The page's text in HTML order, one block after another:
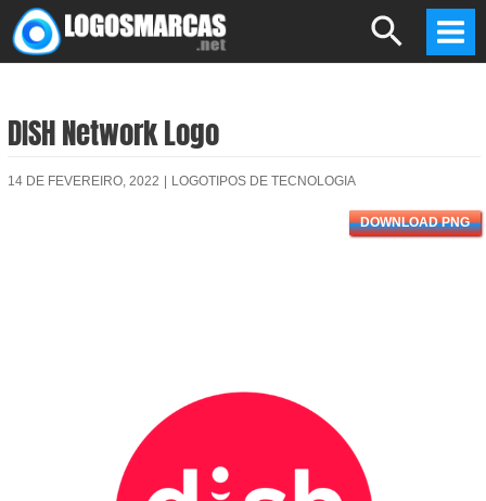
Skip
to
Search
DISH Network Logo
14 DE FEVEREIRO, 2022 LOGOTIPOS DE TECNOLOGIA
DOWNLOAD PNG